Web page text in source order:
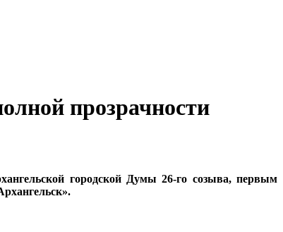
прозрачности
городской Думы 26-го созыва, первым